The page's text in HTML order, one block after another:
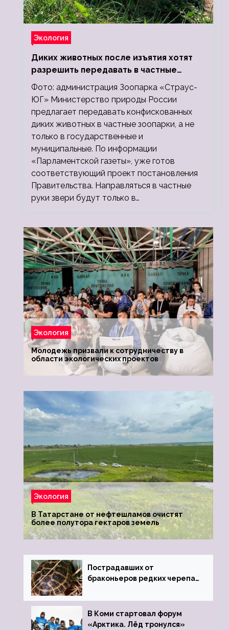
Экология
Диких животных после изъятия хотят
разрешить передавать в частные
зоопарки
Фото: администрация Зоопарка «Страус-
ЮГ» Министерство природы России
предлагает передавать конфискованных
диких животных в частные зоопарки, а не
только в государственные и
муниципальные. По информации
«Парламентской газеты», уже готов
соответствующий проект постановления
Правительства. Направляться в частные
руки звери будут только в…
Экология
Молодежь призвали к сотрудничеству в
области экологических проектов
Экология
В Татарстане от нефтешламов очистят
более полутора гектаров земель
Пострадавших от
браконьеров редких черепах
зоопарк
В Коми стартовал форум
«Арктика. Лёд тронулся»